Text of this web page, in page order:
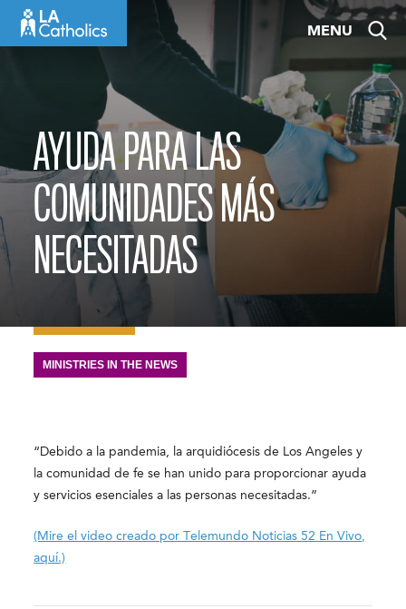
MENU
AYUDA PARA LAS
COMUNIDADES MÁS
NECESITADAS
MINISTRIES IN THE NEWS
“Debido a la pandemia, la arquidiócesis de Los Angeles y
la comunidad de fe se han unido para proporcionar ayuda
y servicios esenciales a las personas necesitadas.”
(Mire el video creado por Telemundo Noticias 52 En Vivo,
aquí.)